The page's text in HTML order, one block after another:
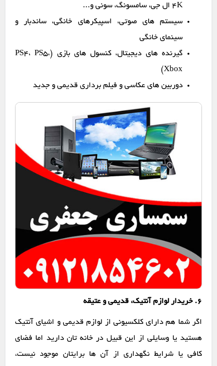
4K ال جی، سامسونگ، سونی و...
سیستم های صوتی، اسپیکرهای خانگی، ساندبار و
سینمای خانگی
گیرنده های دیجیتال، کنسول های بازی (PS4، PS5،
Xbox)
دوربین های عکاسی و فیلم برداری قدیمی و جدید
6. خریدار لوازم آنتیک، قدیمی و عتیقه
اگر شما هم دارای کلکسیونی از لوازم قدیمی و اشیای آنتیک
هستید یا وسایلی از این قبیل در خانه تان دارید اما فضای
کافی یا شرایط نگهداری از آن ها برایتان موجود نیست،